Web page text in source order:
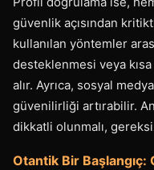
güvenlik açısından
kullanılan yöntemler
desteklenmesi veya
alır. Ayrıca, sosyal
güvenilirliği artırabilir.
dikkatli olunmalı,
Otantik Bir Başlangıç: